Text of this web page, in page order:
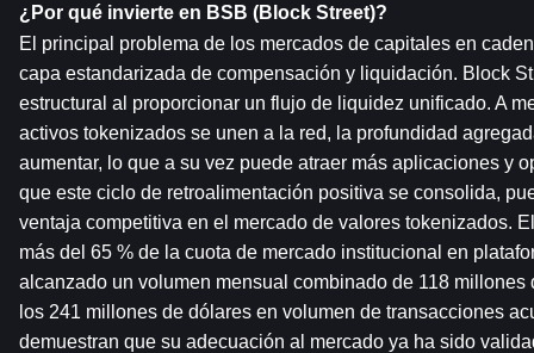
¿Por qué invierte en BSB (Block Street)?
El principal problema de los mercados de capitales en
capa estandarizada de compensación y liquidación. Block
estructural al proporcionar un flujo de liquidez unificado. A
activos tokenizados se unen a la red, la profundidad
aumentar, lo que a su vez puede atraer más aplicaciones y
que este ciclo de retroalimentación positiva se consolida,
ventaja competitiva en el mercado de valores tokenizados.
más del 65 % de la cuota de mercado institucional en
alcanzado un volumen mensual combinado de 118 millones
los 241 millones de dólares en volumen de transacciones
demuestran que su adecuación al mercado ya ha sido